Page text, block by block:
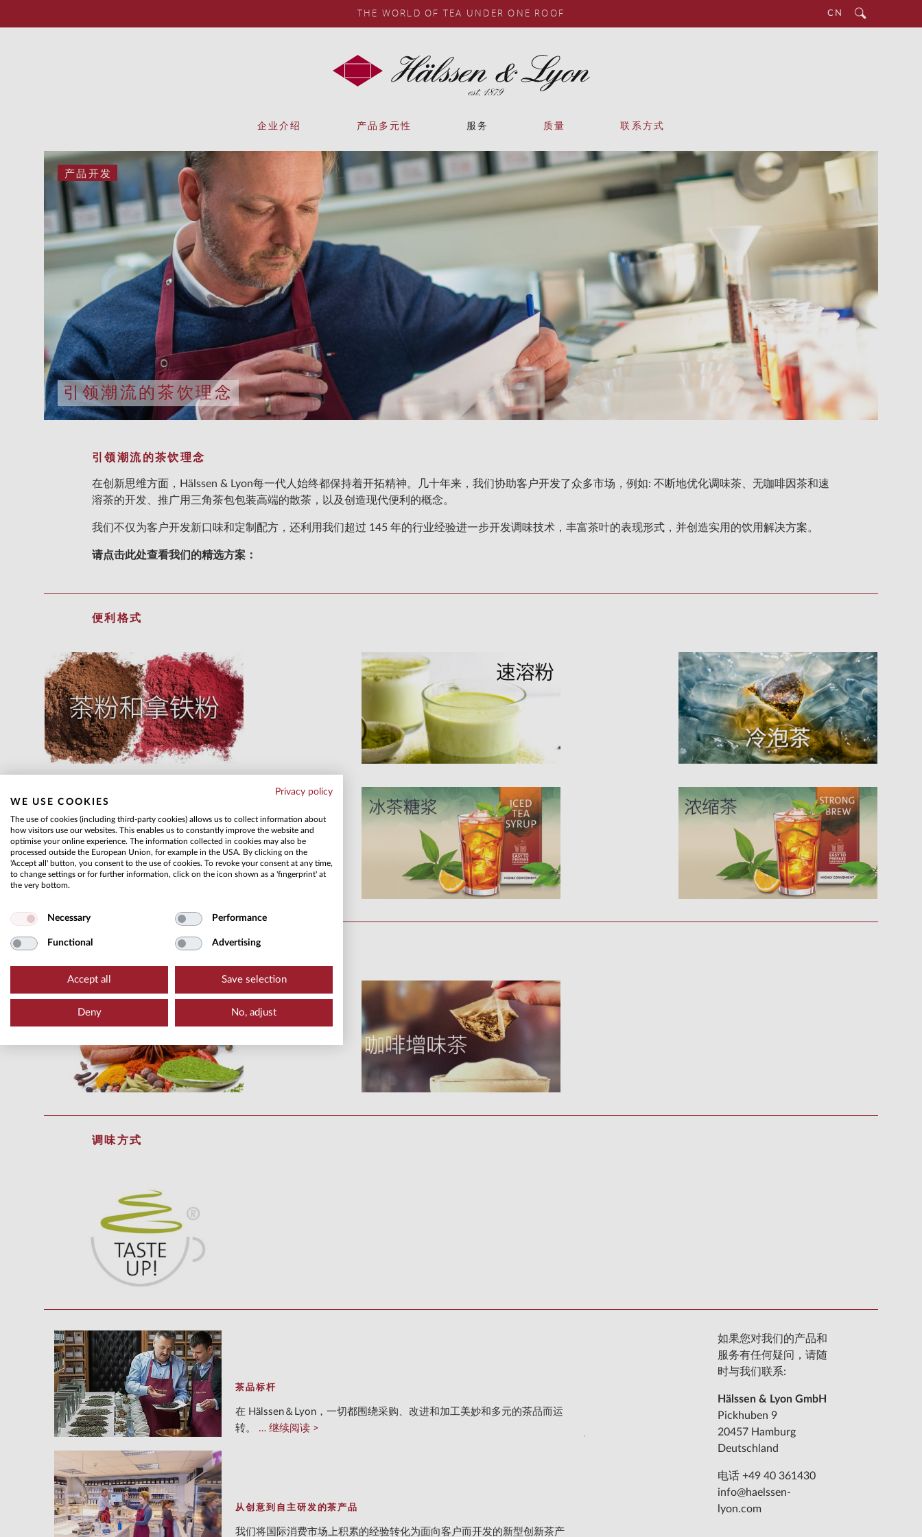
THE WORLD OF TEA UNDER ONE ROOF CN
企业介绍 产品多元性 服务 质量 联系方式
产品开发
引领潮流的茶饮理念
引领潮流的茶饮理念
在创新思维方面，Hälssen & Lyon每一代人始终都保持着开拓精神。几十年来，我们协助客户开发了众多市场，例如: 不断地优化调味茶、无咖啡因茶和速
溶茶的开发、推广用三角茶包包装高端的散茶，以及创造现代便利的概念。
我们不仅为客户开发新口味和定制配方，还利用我们超过 145 年的行业经验进一步开发调味技术，丰富茶叶的表现形式，并创造实用的饮用解决方案。
请点击此处查看我们的精选方案：
便利格式
特别创作
调味方式
茶品标杆
在 Hälssen＆Lyon，一切都围绕采购、改进和加工美妙和多元的茶品而运
转。
继续阅读
从创意到自主研发的茶产品
我们将国际消费市场上积累的经验转化为面向客户而开发的新型创新茶产
如果您对我们的产品和
服务有任何疑问，请随
时与我们联系:
Hälssen & Lyon GmbH
Pickhuben 9
20457 Hamburg
Deutschland
电话 +49 40 361430
info@haelssen-
lyon.com
Privacy policy
WE USE COOKIES
The use of cookies (including third-party cookies) allows us to collect information about
how visitors use our websites. This enables us to constantly improve the website and
optimise your online experience. The information collected in cookies may also be
processed outside the European Union, for example in the USA. By clicking on the
'Accept all' button, you consent to the use of cookies. To revoke your consent at any time,
to change settings or for further information, click on the icon shown as a 'fingerprint' at
the very bottom.
Necessary Performance
Functional Advertising
Accept all Save selection
Deny No, adjust